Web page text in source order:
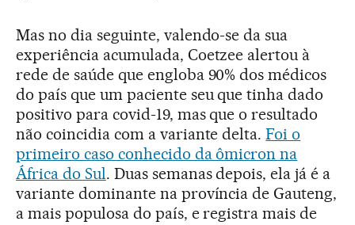
Mas no dia seguinte, valendo-se da sua
experiência acumulada, Coetzee alertou à
rede de saúde que engloba 90% dos médicos
do país que um paciente seu que tinha dado
positivo para covid-19, mas que o resultado
não coincidia com a variante delta.Foi o
primeiro caso conhecido da ômicron na
África do Sul. Duas semanas depois, ela já é a
variante dominante na província de Gauteng,
a mais populosa do país, e registra mais de